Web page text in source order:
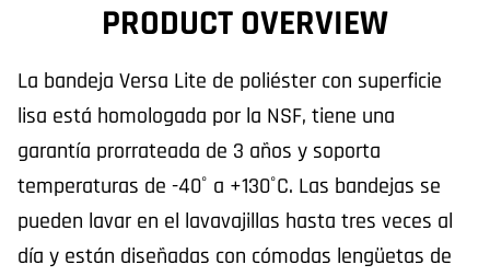
PRODUCT OVERVIEW
La bandeja Versa Lite de poliéster con superficie
lisa está homologada por la NSF, tiene una
garantía prorrateada de 3 años y soporta
temperaturas de -40˚ a +130˚C. Las bandejas se
pueden lavar en el lavavajillas hasta tres veces al
día y están diseñadas con cómodas lengüetas de